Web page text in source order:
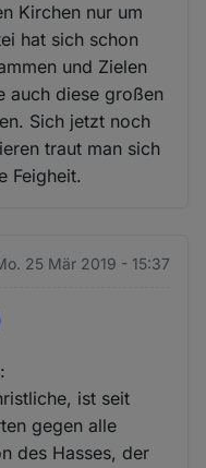
Kirchen nur um
hat sich schon
und Zielen
auch diese großen
Sich jetzt noch
traut man sich
Feigheit.
25 Mär 2019 - 15:37
ist seit
gegen alle
des Hasses, der